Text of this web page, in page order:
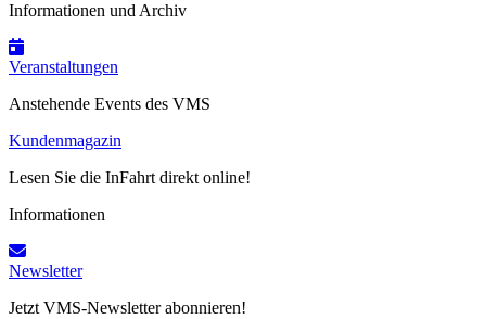
Informationen und Archiv
Veranstaltungen
Anstehende Events des VMS
Kundenmagazin
Lesen Sie die InFahrt direkt online!
Informationen
Newsletter
Jetzt VMS-Newsletter abonnieren!